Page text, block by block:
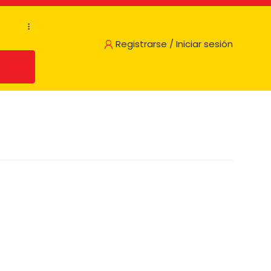
...
Registrarse / Iniciar sesión